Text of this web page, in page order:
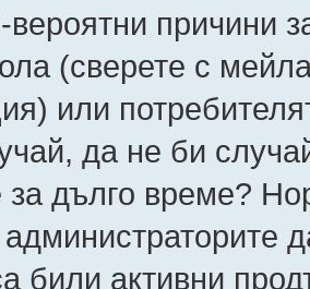
причини
(сверете с
или
да не би
дълго време?
били активни